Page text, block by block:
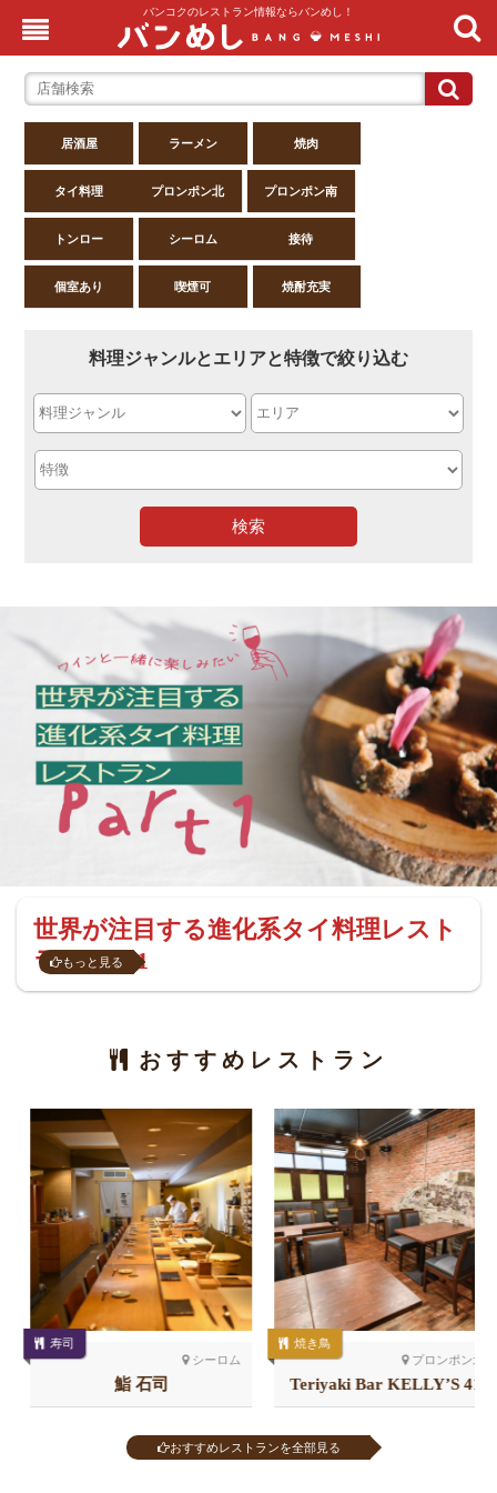
バンコクのレストラン情報ならバンめし！
居酒屋 ラーメン 焼肉
タイ料理 プロンポン北 プロンポン南
トンロー シーロム 接待
個室あり 喫煙可 焼酎充実
料理ジャンルとエリアと特徴で絞り込む
検索
世界が注目する進化系タイ料理レスト
ラン Part1
もっと見る
おすすめレストラン
シーロム
寿司
鮨 石司
プロンポン北
焼き鳥
Teriyaki Bar KELLY’S 41
店
おすすめレストランを全部見る